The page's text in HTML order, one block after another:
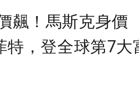
飆！馬斯克身價
，登全球第7大